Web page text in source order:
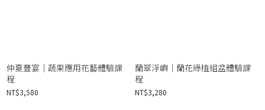
仲夏豐宴｜蔬果應用花藝體驗課
程
NT$3,580
蘭翠浮嶼｜蘭花綠植組盆體驗課
程
NT$3,280